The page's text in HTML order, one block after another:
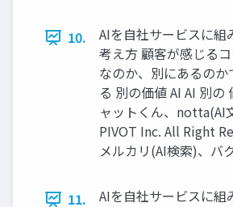
10.
AIを自社サービスに組
考え方 顧客が感じる
なのか、別にあるのか
る 別の価値 AI AI 別の
ャットくん、notta(AI
PIVOT Inc. All Right
メルカリ(AI検索)、バ
11.
AIを自社サービスに組